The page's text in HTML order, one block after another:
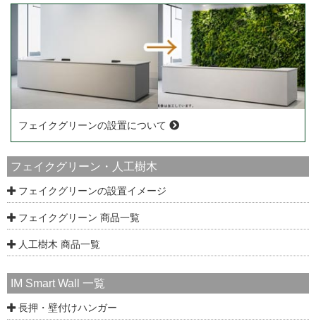
フェイクグリーンの設置について
フェイクグリーン・人工樹木
フェイクグリーンの設置イメージ
フェイクグリーン 商品一覧
人工樹木 商品一覧
IM Smart Wall 一覧
長押・壁付けハンガー